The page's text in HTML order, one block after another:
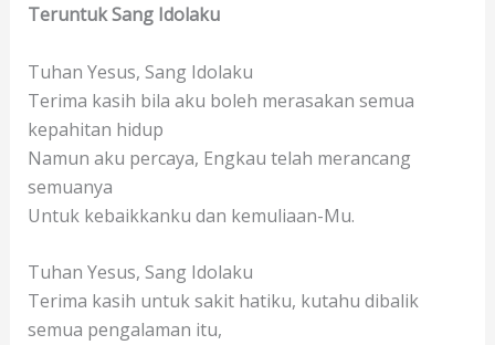
Teruntuk Sang Idolaku
Tuhan Yesus, Sang Idolaku
Terima kasih bila aku boleh merasakan semua
kepahitan hidup
Namun aku percaya, Engkau telah merancang
semuanya
Untuk kebaikkanku dan kemuliaan-Mu.
Tuhan Yesus, Sang Idolaku
Terima kasih untuk sakit hatiku, kutahu dibalik
semua pengalaman itu,